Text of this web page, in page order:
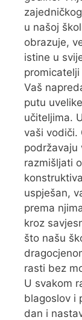
u našoj
obrazuje,
istine u
Vaš
putu
učiteljima.
vaši vodiči.
podržavaju
razmišljati
uspješan,
prema
kroz
što našu
rasti bez
U svakom
blagoslov i
dan i